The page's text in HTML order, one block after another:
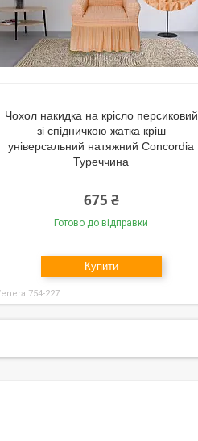
Чохол накидка на крісло персиковий
зі спідничкою жатка кріш
універсальний натяжний Concordia
Туреччина
675 ₴
Готово до відправки
Купити
754-227